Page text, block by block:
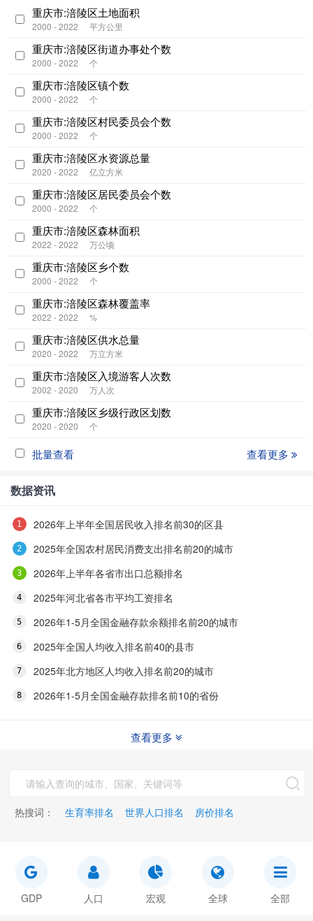
重庆市:涪陵区土地面积
2000 - 2022 平方公里
重庆市:涪陵区街道办事处个数
2000 - 2022 个
重庆市:涪陵区镇个数
2000 - 2022 个
重庆市:涪陵区村民委员会个数
2000 - 2022 个
重庆市:涪陵区水资源总量
2020 - 2022 亿立方米
重庆市:涪陵区居民委员会个数
2000 - 2022 个
重庆市:涪陵区森林面积
2022 - 2022 万公顷
重庆市:涪陵区乡个数
2000 - 2022 个
重庆市:涪陵区森林覆盖率
2022 - 2022 %
重庆市:涪陵区供水总量
2020 - 2022 万立方米
重庆市:涪陵区入境游客人次数
2002 - 2020 万人次
重庆市:涪陵区乡级行政区划数
2020 - 2020 个
批量查看 查看更多
数据资讯
2026年上半年全国居民收入排名前30的区县
2025年全国农村居民消费支出排名前20的城市
2026年上半年各省市出口总额排名
2025年河北省各市平均工资排名
2026年1-5月全国金融存款余额排名前20的城市
2025年全国人均收入排名前40的县市
2025年北方地区人均收入排名前20的城市
2026年1-5月全国金融存款排名前10的省份
查看更多
热搜词： 生育率排名 世界人口排名 房价排名
GDP 人口 宏观 全球 全部